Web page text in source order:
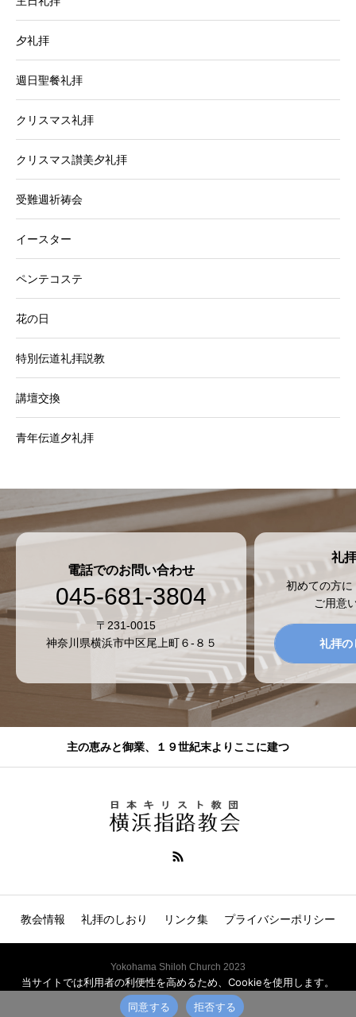
夕礼拝
週日聖餐礼拝
クリスマス礼拝
クリスマス讃美夕礼拝
受難週祈祷会
イースター
ペンテコステ
花の日
特別伝道礼拝説教
講壇交換
青年伝道夕礼拝
電話でのお問い合わせ
045-681-3804
〒231-0015
神奈川県横浜市中区尾上町６-８５
礼
初めての方
ご用意
礼拝の
主の恵みと御業、１９世紀末よりここに建つ
教会情報 礼拝のしおり リンク集 プライバシーポリシー
Yokohama Shiloh Church 2023
当サイトでは利用者の利便性を高めるため、Cookieを使用します。
同意する
拒否する